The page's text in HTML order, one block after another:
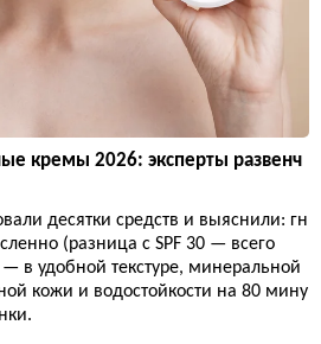
кремы 2026: эксперты развенч
десятки средств и выяснили: гн
(разница с SPF 30 — всего
в удобной текстуре, минеральной
кожи и водостойкости на 80 мину